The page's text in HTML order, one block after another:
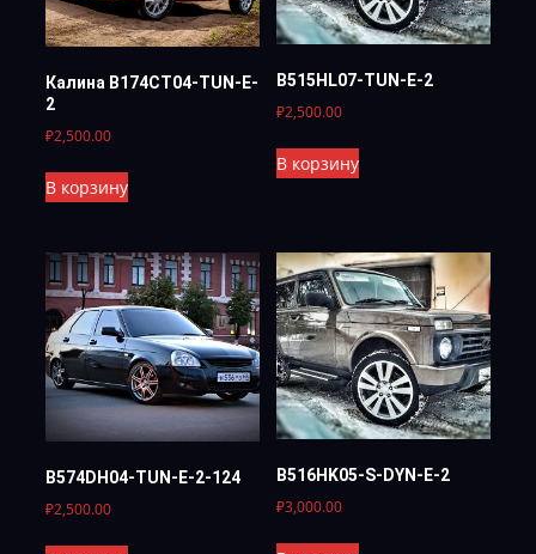
Калина B174CT04-TUN-E-
2
₽2,500.00
В корзину
B515HL07-TUN-E-2
₽2,500.00
В корзину
B574DH04-TUN-Е-2-124
₽2,500.00
B516HK05-S-DYN-E-2
₽3,000.00